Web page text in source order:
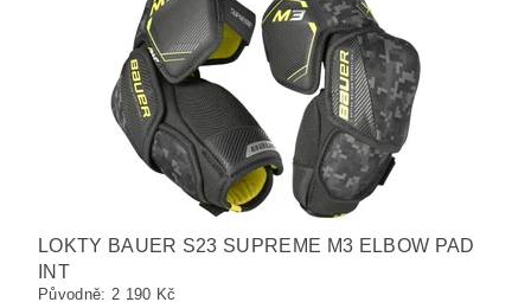
LOKTY BAUER S23 SUPREME M3 ELBOW PAD
INT
Původně: 2 190 Kč